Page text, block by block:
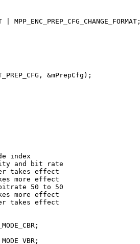
&mPrepCfg);
index
and bit rate
takes effect
more effect
50 to 50
more effect
takes effect